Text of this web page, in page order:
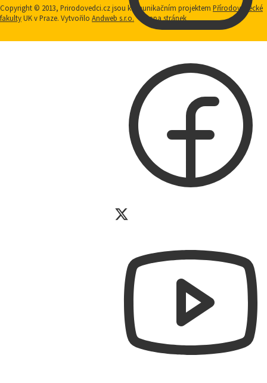
Copyright © 2013, Prirodovedci.cz jsou komunikačním projektem Přírodovědecké
fakultyUK v Praze. Vytvořilo Andweb s.r.o. Mapa stránek